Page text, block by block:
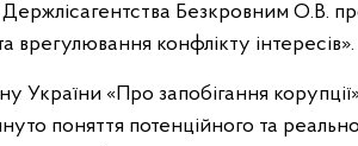
Держлісагентства Безкровним О.В.
врегулювання конфлікту інтересів».
України «Про запобігання
поняття потенційного та